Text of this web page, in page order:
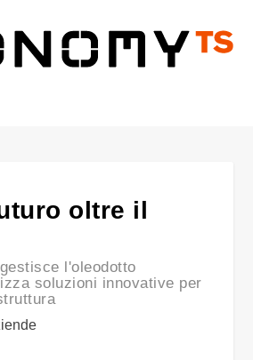
oltre il
l'oleodotto
soluzioni innovative per